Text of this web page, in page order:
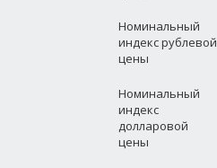
Номинальный
индекс рублевой
цены
Номинальный
индекс
долларовой
цены